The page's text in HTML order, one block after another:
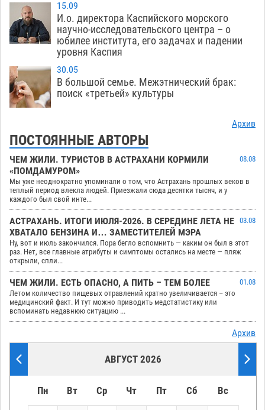
15.09
И.о. директора Каспийского морского
научно-исследовательского центра – о
юбилее института, его задачах и падении
уровня Каспия
30.05
В большой семье. Межэтнический брак:
поиск «третьей» культуры
Архив
ПОСТОЯННЫЕ АВТОРЫ
ЧЕМ ЖИЛИ. ТУРИСТОВ В АСТРАХАНИ КОРМИЛИ
«ПОМДАМУРОМ»
08.08
Мы уже неоднократно упоминали о том, что Астрахань прошлых веков в
теплый период влекла людей. Приезжали сюда десятки тысяч, и у
каждого был свой инте...
АСТРАХАНЬ. ИТОГИ ИЮЛЯ-2026. В СЕРЕДИНЕ ЛЕТА НЕ
ХВАТАЛО БЕНЗИНА И… ЗАМЕСТИТЕЛЕЙ МЭРА
03.08
Ну, вот и июль закончился. Пора бегло вспомнить — каким он был в этот
раз. Нет, все главные атрибуты и симптомы остались на месте — пляж
открыли, спли...
ЧЕМ ЖИЛИ. ЕСТЬ ОПАСНО, А ПИТЬ – ТЕМ БОЛЕЕ
01.08
Летом количество пищевых отравлений кратно увеличивается – это
медицинский факт. И тут можно приводить медстатистику или
вспоминать недавнюю ситуацию ...
Архив
АВГУСТ 2026
Пн Вт Ср Чт Пт Сб Вс